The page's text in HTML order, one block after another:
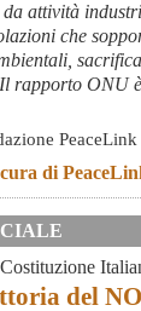
da attività
che
rapporto ONU
PeaceLink
di
del